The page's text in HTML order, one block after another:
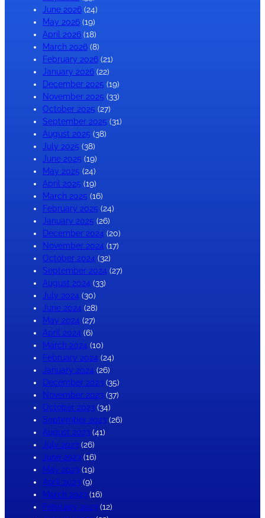
June 2026 (24)
May 2026 (19)
April 2026 (18)
March 2026 (8)
February 2026 (21)
January 2026 (22)
December 2025 (19)
November 2025 (33)
October 2025 (27)
September 2025 (31)
August 2025 (38)
July 2025 (38)
June 2025 (19)
May 2025 (24)
April 2025 (19)
March 2025 (16)
February 2025 (24)
January 2025 (26)
December 2024 (20)
November 2024 (17)
October 2024 (32)
September 2024 (27)
August 2024 (33)
July 2024 (30)
June 2024 (28)
May 2024 (27)
April 2024 (6)
March 2024 (10)
February 2024 (24)
January 2024 (26)
December 2023 (35)
November 2023 (37)
October 2023 (34)
September 2023 (26)
August 2023 (41)
July 2023 (26)
June 2023 (16)
May 2023 (19)
April 2023 (9)
March 2023 (16)
February 2023 (12)